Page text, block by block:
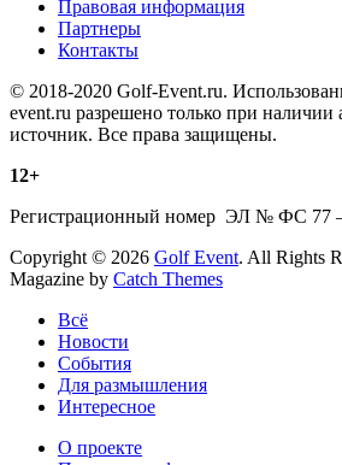
Правовая информация
Партнеры
Контакты
© 2018-2020 Golf-Event.ru.
event.ru разрешено только при наличии
источник. Все права защищены.
12+
Регистрационный номер ЭЛ № ФС 77
Copyright © 2026 Golf Event. All Rights
Magazine by Catch Themes
Всё
Новости
События
Для размышления
Интересное
О проекте